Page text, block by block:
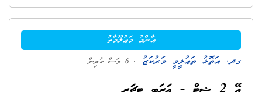
ޢާންމު މަޢުލޫމާތު
ގދ. އަތޮޅު ތަޢުލީމީ މަރުކަޒު . 6 މަސް ކުރިން